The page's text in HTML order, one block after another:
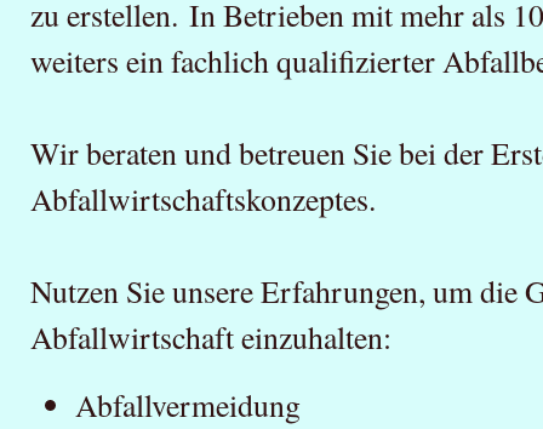
zu erstellen. In Betrieben mit mehr als
weiters ein fachlich qualifizierter
Wir beraten und betreuen Sie bei der
Abfallwirtschaftskonzeptes.
Nutzen Sie unsere Erfahrungen, um die
Abfallwirtschaft einzuhalten:
Abfallvermeidung